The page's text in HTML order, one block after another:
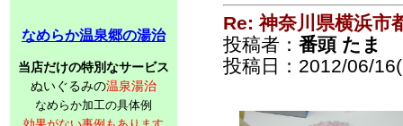
なめらか温泉郷の湯治
当店だけの特別なサービス
ぬいぐるみの温泉湯治
なめらか加工の具体例
Re: 神奈川県横浜市
投稿者： 番頭 たま
投稿日：2012/06/